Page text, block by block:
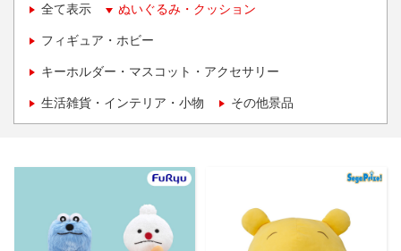
全て表示 ぬいぐるみ・クッション
フィギュア・ホビー
キーホルダー・マスコット・アクセサリー
生活雑貨・インテリア・小物 その他景品